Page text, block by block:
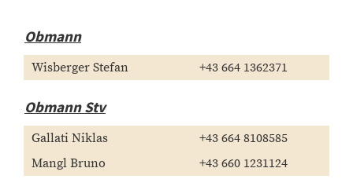
Obmann
Wisberger Stefan +43 664 1362371
Obmann Stv
Gallati Niklas
+43 664 8108585
Mangl Bruno
+43 660 1231124